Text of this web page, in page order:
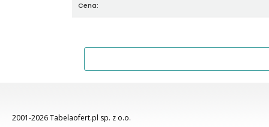
Cena:
2001-2026 Tabelaofert.pl sp. z o.o.